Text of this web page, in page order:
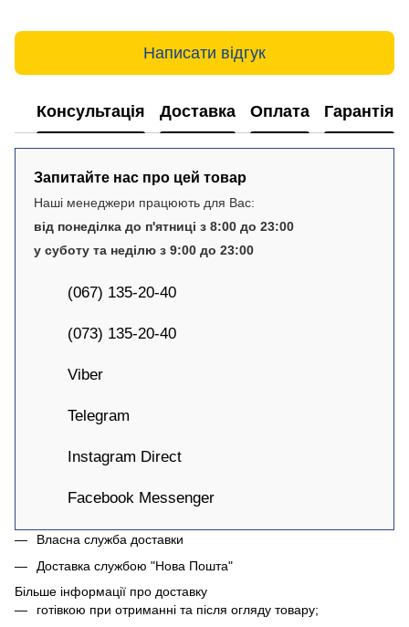
Написати відгук
Консультація Доставка Оплата Гарантія
Запитайте нас про цей товар
Наші менеджери працюють для Вас:
від понеділка до п'ятниці з 8:00 до 23:00
у суботу та неділю з 9:00 до 23:00
(067) 135-20-40
(073) 135-20-40
Viber
Telegram
Instagram Direct
Facebook Messenger
Власна служба доставки
Доставка службою "Нова Пошта"
Більше інформації про доставку
готівкою при отриманні та після огляду товару;